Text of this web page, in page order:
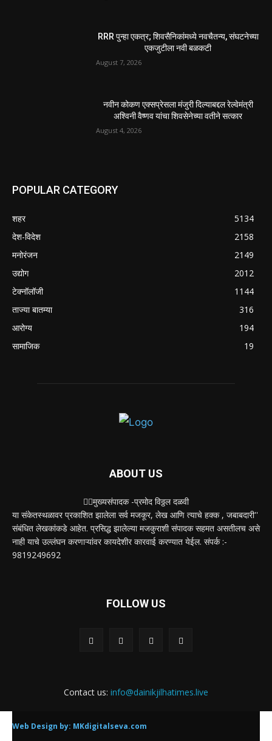
RRR पुन्हा एकत्र; शिवसैनिकांमध्ये नवचैतन्य, संघटनेच्या
एकजुटीला नवी बळकटी
August 7, 2026
नवीन कोकण एक्सप्रेसला मंजुरी दिल्याबद्दल रेल्वेमंत्री
अश्विनी वैष्णव यांचा शिवसेनेच्या वतीने सत्कार
August 4, 2026
POPULAR CATEGORY
शहर
5134
देश-विदेश
2158
मनोरंजन
2149
उद्योग
2012
टेक्नॉलॉजी
1144
ताज्या बातम्या
316
आरोग्य
194
सामाजिक
19
ABOUT US
✍🏻मुख्यसंपादक -प्रमोद विठ्ठल दळवी
या संकेतस्थळावर प्रकाशित झालेला सर्व मजकूर, लेख आणि त्याचे हक्क , जबाबदारी''
संबंधित लेखकांकडे आहेत. प्रसिद्ध झालेल्या मजकुराशी संपादक सहमत असतीलच असे
नाही याचे उल्लंघन करणाऱ्यांवर कायदेशीर कारवाई करण्यात येईल. संपर्क :-
9819249692
FOLLOW US
Contact us: info@dainikjilhatimes.live
Web Design by: MKdigitalseva.com